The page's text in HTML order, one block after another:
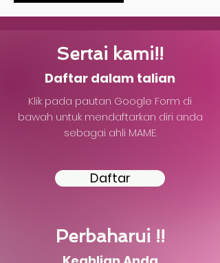
Sertai kami!!
Daftar dalam talian
Klik pada pautan Google Form di
bawah untuk mendaftarkan diri anda
sebagai ahli MAME.
Daftar
Perbaharui !!